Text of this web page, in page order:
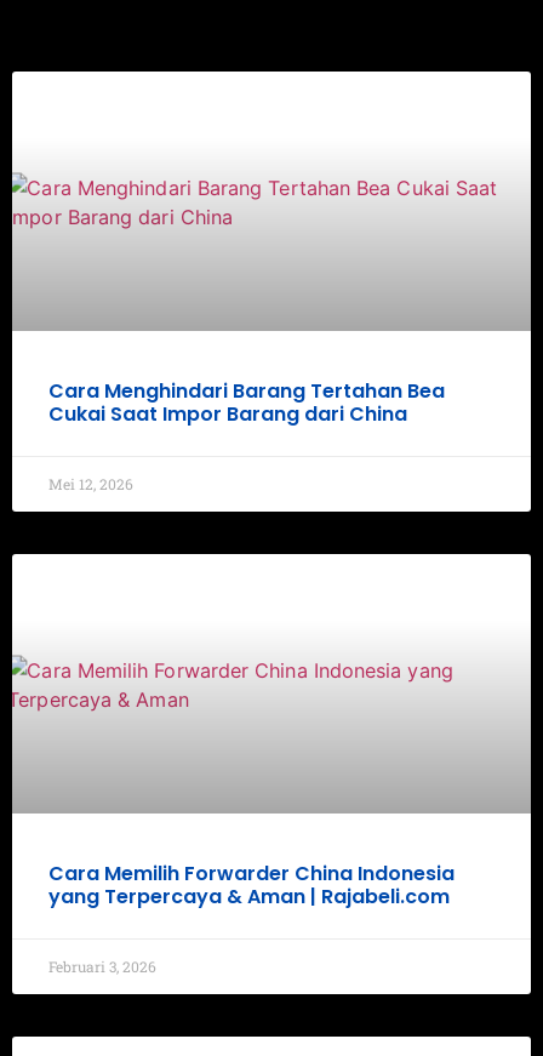
Cara Menghindari Barang Tertahan Bea
Cukai Saat Impor Barang dari China
Mei 12, 2026
Cara Memilih Forwarder China Indonesia
yang Terpercaya & Aman | Rajabeli.com
Februari 3, 2026